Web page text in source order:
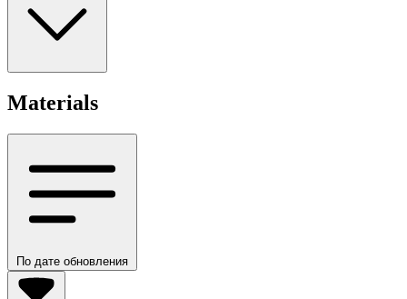
Materials
По дате обновления